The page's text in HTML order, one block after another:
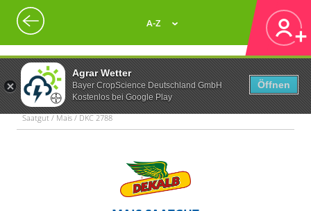
Agrar Wetter
Bayer CropScience Deutschland GmbH
Kostenlos bei Google Play
Öffnen
A-Z
Saatgut / Mais / DKC 2788